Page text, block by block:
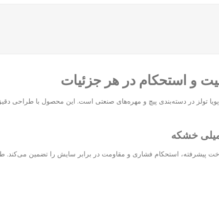
پویا تولز در دسته‌بندی پیچ و مهره‌های صنعتی است. این محصول با طراحی
ساخت پیشرفته، استحکام فشاری و مقاومت در برابر سایش را تضمین